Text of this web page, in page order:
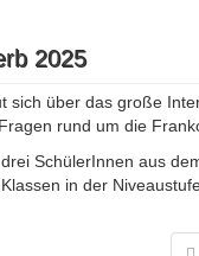
2025
sich über das große
rund um die
SchülerInnen aus
in der